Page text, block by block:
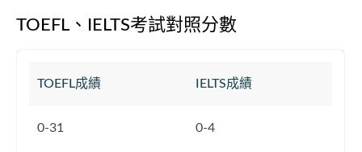
TOEFL、IELTS考試對照分數
TOEFL成績 IELTS成績
0-31 0-4